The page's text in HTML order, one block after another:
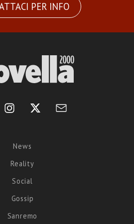
PER INFO
News
Reality
Social
Gossip
Sanremo